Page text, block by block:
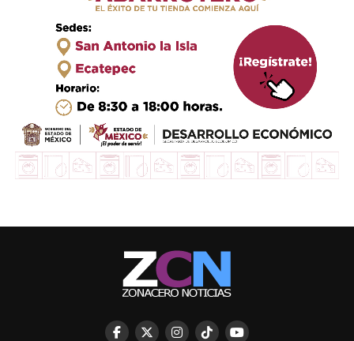
Asaltaban a peatones en la colonia NiÃ±os HÃ©roes de
STAFF / Zona Cero Noticias